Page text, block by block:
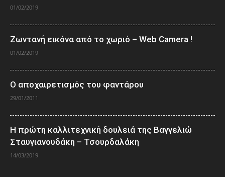
01/02/2019
Ζωντανή εικόνα από το χωριό – Web Camera !
01/02/2019
Ο αποχαιρετισμός του φαντάρου
29/01/2011
Η πρώτη καλλιτεχνική δουλειά της Βαγγελιώ
Σταυγιανουδάκη – Τσουρδαλάκη
14/03/2019